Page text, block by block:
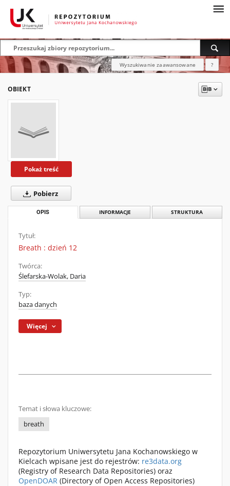
Wyszukiwanie zaawansowane ?
OBIEKT
Pokaż treść
Pobierz
OPIS INFORMACJE STRUKTURA
Tytuł:
Breath : dzień 12
Twórca:
Ślefarska-Wolak, Daria
Typ:
baza danych
Więcej
Temat i słowa kluczowe:
breath
Repozytorium Uniwersytetu Jana Kochanowskiego w
Kielcach wpisane jest do rejestrów: re3data.org
(Registry of Research Data Repositories) oraz
OpenDOAR (Directory of Open Access Repositories)